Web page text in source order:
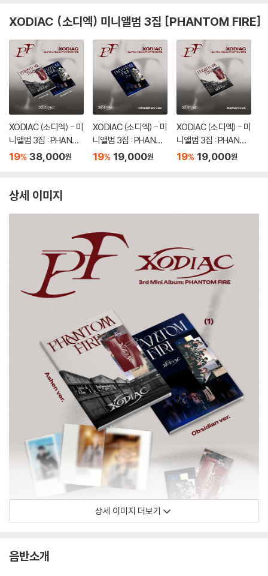
XODIAC (소디엑) 미니앨범 3집 [PHANTOM FIRE]
XODIAC (소디엑) - 미
니앨범 3집 : PHANTO
M FIRE [2종 SET]
19% 38,000원
XODIAC (소디엑) - 미
니앨범 3집 : PHANTO
M FIRE [Obsidian Ve
19% 19,000원
XODIAC (소디엑) - 미
니앨범 3집 : PHANTO
M FIRE [Ashen Ver.]
19% 19,000원
상세 이미지
상세 이미지 더보기
음반소개